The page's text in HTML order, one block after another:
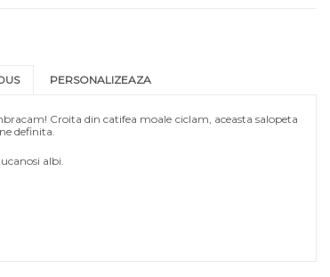
PERSONALIZEAZA
Croita din catifea moale ciclam, aceasta salopeta
definita.
albi.